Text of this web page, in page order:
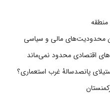
منطقه
محدودیت‌های مالی و سیاسی
اقتصادی محدود نمی‌ماند
پانصدسالۀ غرب استعماری؟